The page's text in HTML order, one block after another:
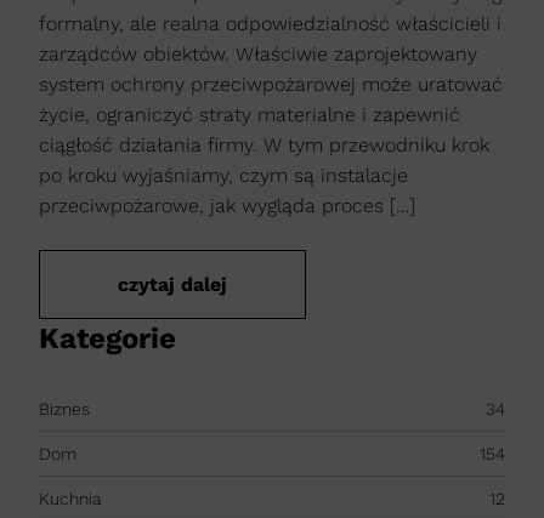
formalny, ale realna odpowiedzialność właścicieli i
zarządców obiektów. Właściwie zaprojektowany
system ochrony przeciwpożarowej może uratować
życie, ograniczyć straty materialne i zapewnić
ciągłość działania firmy. W tym przewodniku krok
po kroku wyjaśniamy, czym są instalacje
przeciwpożarowe, jak wygląda proces […]
czytaj dalej
Kategorie
Biznes 34
Dom 154
Kuchnia 12